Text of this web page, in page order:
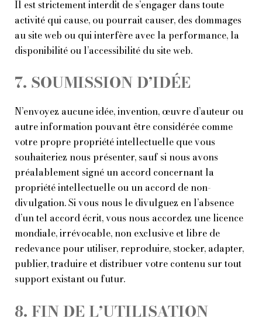
Il est strictement interdit de s’engager dans toute
activité qui cause, ou pourrait causer, des dommages
au site web ou qui interfère avec la performance, la
disponibilité ou l’accessibilité du site web.
7. SOUMISSION D’IDÉE
N’envoyez aucune idée, invention, œuvre d’auteur ou
autre information pouvant être considérée comme
votre propre propriété intellectuelle que vous
souhaiteriez nous présenter, sauf si nous avons
préalablement signé un accord concernant la
propriété intellectuelle ou un accord de non-
divulgation. Si vous nous le divulguez en l’absence
d’un tel accord écrit, vous nous accordez une licence
mondiale, irrévocable, non exclusive et libre de
redevance pour utiliser, reproduire, stocker, adapter,
publier, traduire et distribuer votre contenu sur tout
support existant ou futur.
8. FIN DE L’UTILISATION